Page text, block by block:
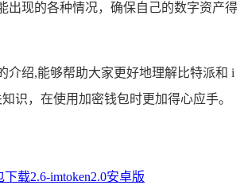
出现的各种情况，确保自己的数字资产得
介绍,能够帮助大家更好地理解比特派和 i
识，在使用加密钱包时更加得心应手。
下载2.6-imtoken2.0安卓版